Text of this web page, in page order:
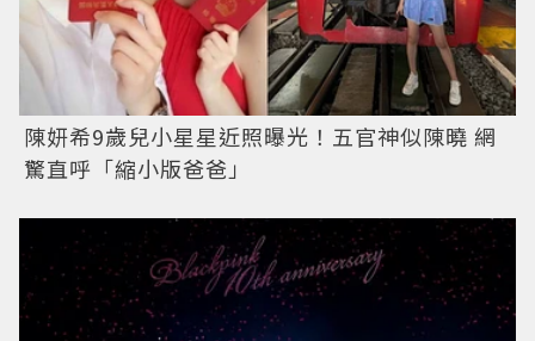
陳妍希9歲兒小星星近照曝光！五官神似陳曉 網
驚直呼「縮小版爸爸」